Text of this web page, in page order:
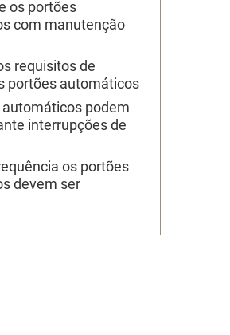
os portões
com manutenção
requisitos de
portões automáticos
automáticos podem
interrupções de
os portões
devem ser